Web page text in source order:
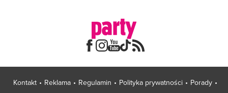
Kontakt Reklama Regulamin Polityka prywatności
Porady